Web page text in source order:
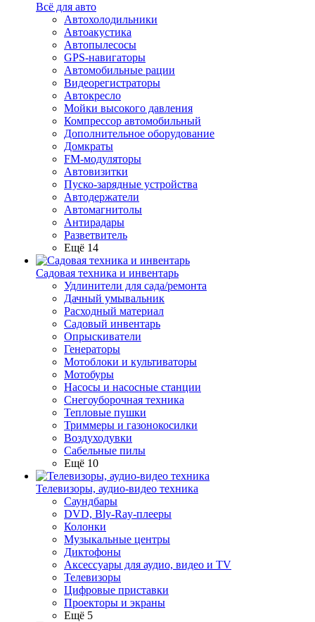
Всё для авто
Автохолодильники
Автоакустика
Автопылесосы
GPS-навигаторы
Автомобильные рации
Видеорегистраторы
Автокресло
Мойки высокого давления
Компрессор автомобильный
Дополнительное оборудование
Домкраты
FM-модуляторы
Автовизитки
Пуско-зарядные устройства
Автодержатели
Автомагнитолы
Антирадары
Разветвитель
Ещё 14
Садовая техника и инвентарь
Удлинители для сада/ремонта
Дачный умывальник
Расходный материал
Садовый инвентарь
Опрыскиватели
Генераторы
Мотоблоки и культиваторы
Мотобуры
Насосы и насосные станции
Снегоуборочная техника
Тепловые пушки
Триммеры и газонокосилки
Воздуходувки
Сабельные пилы
Ещё 10
Телевизоры, аудио-видео техника
Саундбары
DVD, Bly-Ray-плееры
Колонки
Музыкальные центры
Диктофоны
Аксессуары для аудио, видео и TV
Телевизоры
Цифровые приставки
Проекторы и экраны
Ещё 5